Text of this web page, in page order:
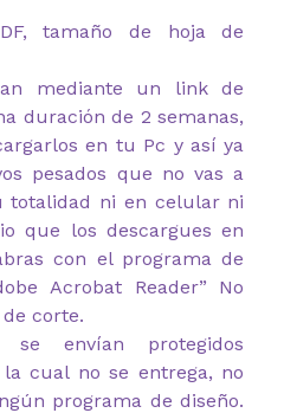
tamaño de hoja de
mediante un link de
duración de 2 semanas,
en tu Pc y así ya
pesados que no vas a
totalidad ni en celular ni
que los descargues en
con el programa de
Acrobat Reader” No
corte.
se envían protegidos
cual no se entrega, no
programa de diseño.